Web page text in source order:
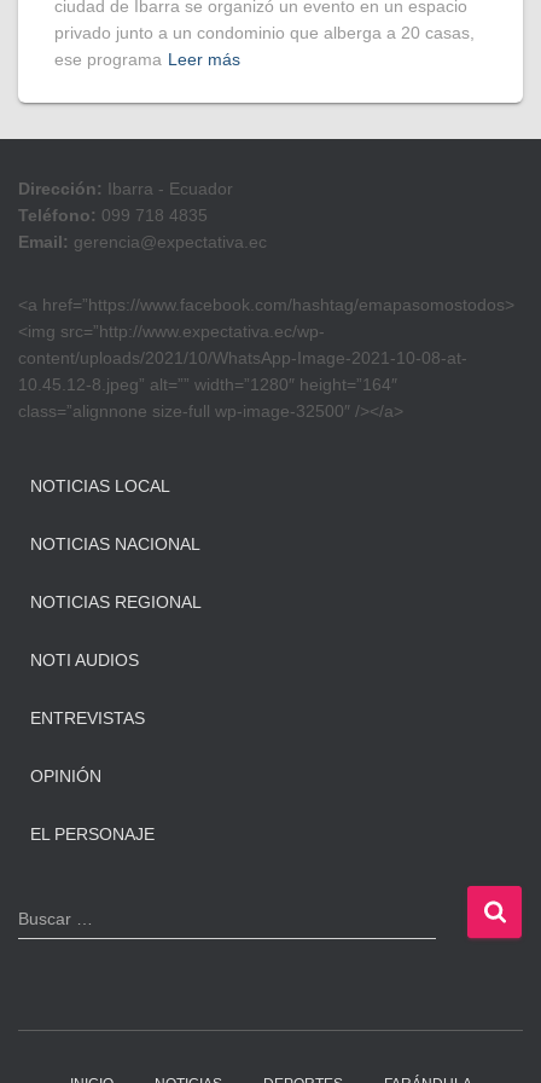
ciudad de Ibarra se organizó un evento en un espacio
privado junto a un condominio que alberga a 20 casas,
ese programa Leer más
Dirección: Ibarra - Ecuador
Teléfono: 099 718 4835
Email: gerencia@expectativa.ec
<a href=”https://www.facebook.com/hashtag/emapasomostodos>
<img src=”http://www.expectativa.ec/wp-
content/uploads/2021/10/WhatsApp-Image-2021-10-08-at-
10.45.12-8.jpeg” alt=”” width=”1280″ height=”164″
class=”alignnone size-full wp-image-32500″ /></a>
NOTICIAS LOCAL
NOTICIAS NACIONAL
NOTICIAS REGIONAL
NOTI AUDIOS
ENTREVISTAS
OPINIÓN
EL PERSONAJE
B
u
Buscar …